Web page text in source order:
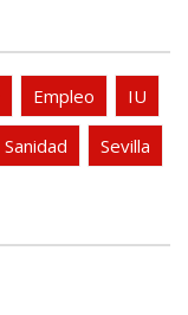
Empleo IU
Sanidad Sevilla